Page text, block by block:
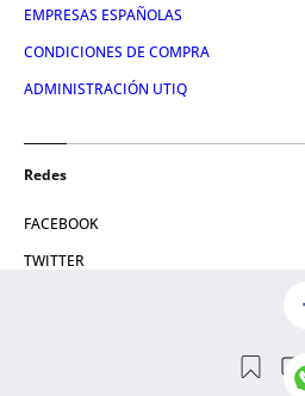
EMPRESAS ESPAÑOLAS
CONDICIONES DE COMPRA
ADMINISTRACIÓN UTIQ
Redes
FACEBOOK
TWITTER